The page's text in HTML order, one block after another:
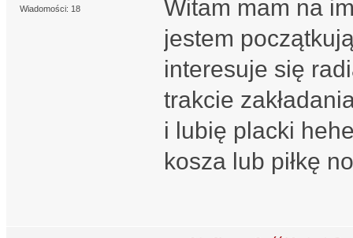
Wiadomości: 18
Witam mam na
jestem
interesuje się
trakcie
i lubię placki
kosza lub piłkę